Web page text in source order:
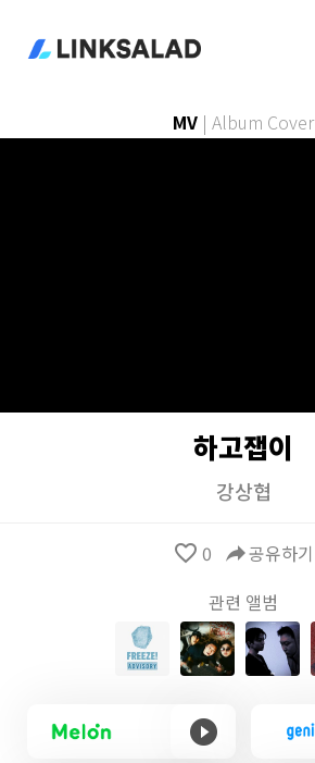
MV | Album Cover
하고잽이
강상협
favorite_border 0 reply공유하기
관련 앨범